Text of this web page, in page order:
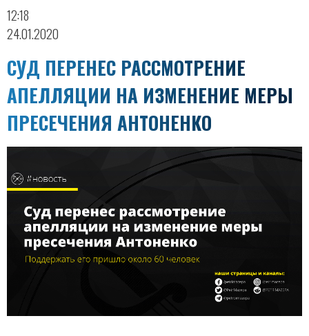
12:18
24.01.2020
СУД ПЕРЕНЕС РАССМОТРЕНИЕ
АПЕЛЛЯЦИИ НА ИЗМЕНЕНИЕ МЕРЫ
ПРЕСЕЧЕНИЯ АНТОНЕНКО